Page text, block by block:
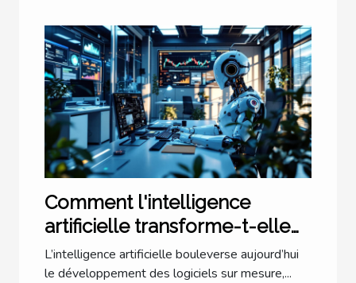
Comment l'intelligence
artificielle transforme-t-elle
les logiciels sur mesure ?
L’intelligence artificielle bouleverse aujourd’hui
le développement des logiciels sur mesure,...